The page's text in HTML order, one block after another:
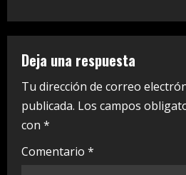
e
R
e
a
d
Deja una respuesta
Tu dirección de correo
publicada. Los campos
con *
Comentario *